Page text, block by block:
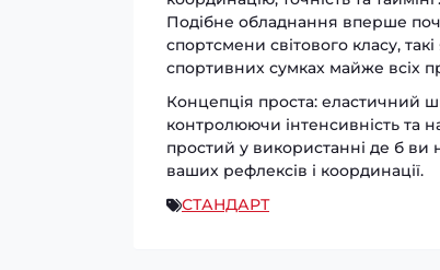
Подібне обладнання вперше
спортсмени світового класу,
спортивних сумках майже всіх
Концепція проста: еластичний
контролюючи інтенсивність та
простий у використанні де б ви
ваших рефлексів і координації.
СТАНДАРТ